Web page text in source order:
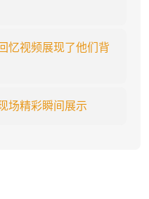
忆视频展现了他们背
场精彩瞬间展示